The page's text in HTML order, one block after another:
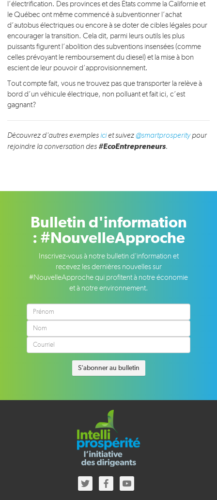
l’électrification. Des provinces et des États comme la Californie et
le Québec ont même commencé à subventionner l’achat
d’autobus électriques ou encore à se doter de cibles légales pour
encourager la transition. Cela dit, parmi leurs outils les plus
puissants figurent l’abolition des subventions insensées (comme
celles prévoyant le remboursement du diesel) et la mise à bon
escient de leur pouvoir d’approvisionnement.
Tout compte fait, vous ne trouvez pas que transporter la relève à
bord d’un véhicule électrique, non polluant et fait ici, c’est
gagnant?
Découvrez d'autres exemples iciet suivez@smartprosperitypour
rejoindre la conversation des #EcoEntrepreneurs.
Bulletin d'information
: #NouvelleApproche
Inscrivez-vous à notre bulletin d'information et
recevez les dernières nouvelles sur
#NouvelleApproche qui profitent à notre économie
et à notre environnement.